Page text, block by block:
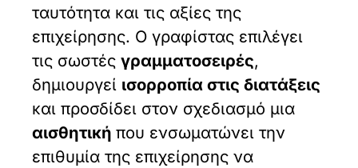
ταυτότητα και τις αξίες της
επιχείρησης. Ο γραφίστας επιλέγει
τις σωστέςγραμματοσειρές,
δημιουργεί ισορροπία στις διατάξεις
και προσδίδει στον σχεδιασμό μια
αισθητικήπου ενσωματώνει την
επιθυμία της επιχείρησης να